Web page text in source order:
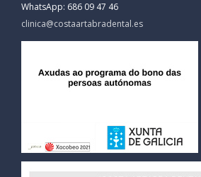
WhatsApp: 686 09 47 46
clinica@costaartabradental.es